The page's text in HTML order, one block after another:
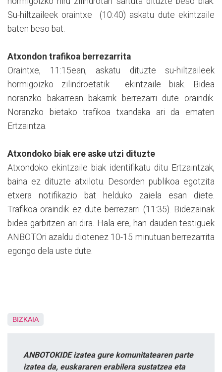
Su-hiltzaileek oraintxe (10:40) askatu dute ekintzaile
baten beso bat.
Atxondon trafikoa berrezarrita
Oraintxe, 11:15ean, askatu dituzte su-hiltzaileek
hormigoizko zilindroetatik ekintzaile biak. Bidea
noranzko bakarrean bakarrik berrezarri dute oraindik.
Noranzko bietako trafikoa txandaka ari da ematen
Ertzaintza.
Atxondoko biak ere aske utzi dituzte
Atxondoko ekintzaile biak identifikatu ditu Ertzaintzak,
baina ez dituzte atxilotu. Desorden publikoa egotzita
etxera notifikazio bat helduko zaiela esan diete.
Trafikoa oraindik ez dute berrezarri (11:35). Bidezainak
bidea garbitzen ari dira. Hala ere, han dauden testiguek
ANBOTOri azaldu diotenez 10-15 minutuan berrezarrita
egongo dela uste dute.
BIZKAIA
ANBOTOKIDE izatea gure komunitatearen parte
izatea da, euskararen erabilera sustatzea eta